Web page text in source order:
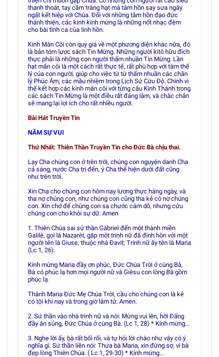
thanh thoát, tay cầm tràng hạt mà tâm hồn say sưa ngây
ngất kết hiệp với Chúa. Ðối với những tâm hồn đạo đức
thánh thiện, các kinh kính mừng là những nốt nhạc đệm
cho bài tình ca của linh hồn.
Kinh Mân Côi còn quý giá về một phương diện khác nữa, đó
là bản tóm lược sách Tin Mừng. Những người kitô hữu đích
thực phải là những con người thấm nhuần Tin Mừng. Lần
hạt mân côi là một cách rất thực tế, rất phù hợp với tâm thể
lý của con người, giúp cho việc từ từ thấm nhuần các chân
lý Phúc Âm, các mầu nhiệm trong Lịch Sử Cứu Ðộ. Chính vì
thế kết hợp các kinh mân côi với từng câu Kinh Thánh trong
các sách Tin Mừng là một điều rất đáng làm, và chắc chắn
sẽ mang lại lợi ích cho rất nhiều người.
Bài Hát Truyền Tin
NĂM SỰ VUI
Thứ Nhất: Thiên Thần Truyền Tin cho Ðức Bà chịu thai.
Lạy Cha chúng con ở trên trời, chúng con nguyện danh Cha
cả sáng, nước Cha trị đến, ý Cha thể hiện dưới đất cũng
như trên trời.
Xin Cha cho chúng con hôm nay lương thực hàng ngày, và
tha nợ chúng con, như chúng con cũng tha kẻ có nợ chúng
con. Xin chớ để chúng con sa chước cám dỗ, nhưng cứu
chúng con cho khỏi sự dữ. Amen
1. Thiên Chúa sai sứ thần Gábriel đến một thành miền
Galilê, gọi là Nazarét, gặp một trinh nữ đã đính hôn với một
người tên là Giuse, thuộc nhà Ðavít; Trinh nữ ấy tên là Maria
(Lc 1, 26).
Kính mừng Maria đầy ơn phúc, Ðức Chúa Trời ở cùng Bà,
Bà có phúc lạ hơn mọi người nữ và Giêsu con lòng Bà gồm
phúc lạ.
Thánh Maria Ðức Mẹ Chúa Trời, cầu cho chúng con là kẻ
có tội khi nay và trong giờ lâm tử. Amen.
2. Sứ thần vào nhà trinh nữ và nói: Mừng vui lên, hỡi Ðấng
đầy ân sủng, Ðức Chúa ở cùng Bà. (Lc 1, 28) * Kính mừng...
3. Nghe lời ấy, bà rất bối rối, và tự hỏi lời chào như vậy có ý
nghĩa gì. Sứ thần liền nói: Thưa bà Maria, xin đừng sợ, vì bà
đẹp lòng Thiên Chúa. ( Lc 1, 29-30) * Kính mừng...